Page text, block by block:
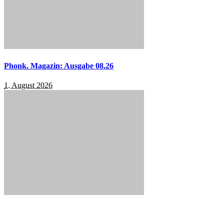
Phonk. Magazin: Ausgabe 08.26
1. August 2026